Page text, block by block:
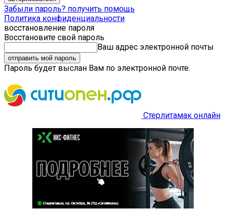
Забыли пароль? получить помощь
Политика конфиденциальности
восстановление пароля
Восстановите свой пароль
Ваш адрес электронной почты
Пароль будет выслан Вам по электронной почте.
Стерлитамак онлайн